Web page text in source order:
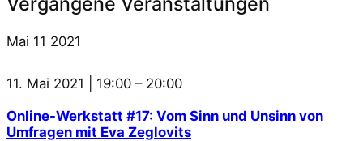
Mai 11 2021
11. Mai 2021 | 19:00 – 20:00
Online-Werkstatt #17: Vom Sinn und Unsinn von
Umfragen mit Eva Zeglovits